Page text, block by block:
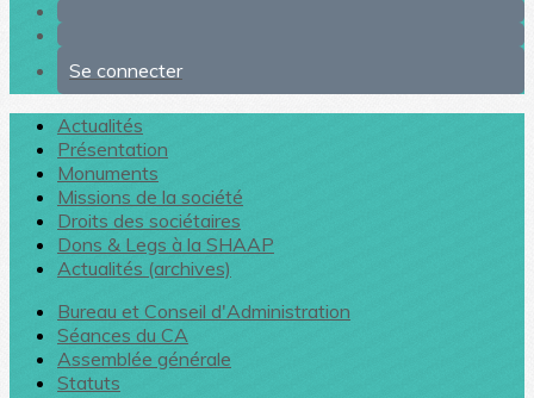
Se connecter
Actualités
Présentation
Monuments
Missions de la société
Droits des sociétaires
Dons & Legs à la SHAAP
Actualités (archives)
Bureau et Conseil d'Administration
Séances du CA
Assemblée générale
Statuts